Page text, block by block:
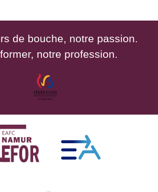
de bouche, notre passion.
notre profession.